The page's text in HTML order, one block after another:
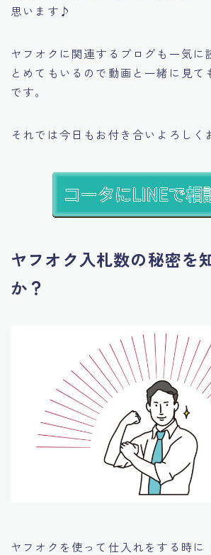
思います♪
ヤフオクに関連するブログも一気に
とめてもいるので動画と一緒に見て
です。
それでは今日もお付き合いよろしく
ヤフオク入札数の秘密を
か？
ヤフオクを使って仕入れをする時に